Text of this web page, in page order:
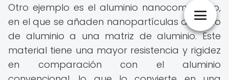
Otro ejemplo es el aluminio nanocompuesto,
en el que se añaden nanopartículas de óxido
de aluminio a una matriz de aluminio. Este
material tiene una mayor resistencia y rigidez
en comparación con el aluminio